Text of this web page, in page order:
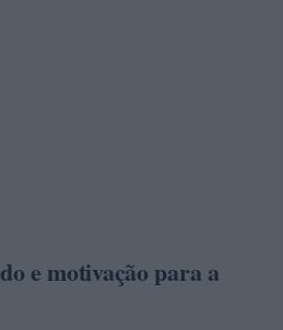
e motivação para a